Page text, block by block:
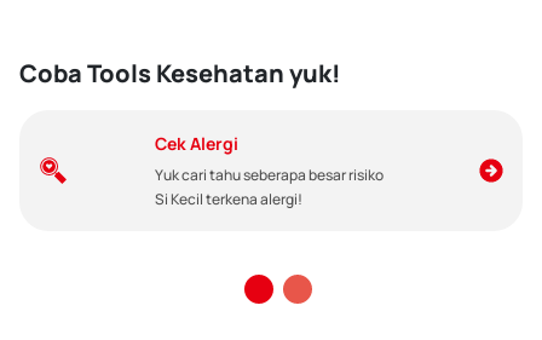
Coba Tools Kesehatan yuk!
Cek Alergi
Yuk cari tahu seberapa besar risiko
Si Kecil terkena alergi!